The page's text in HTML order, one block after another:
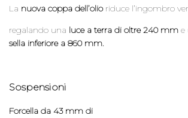
La nuova coppa dell’olioriduce l’ingombro
regalando una luce a terra di oltre 240 mm e
sella inferiore a 860 mm.
Sospensioni
Forcella da 43 mm di